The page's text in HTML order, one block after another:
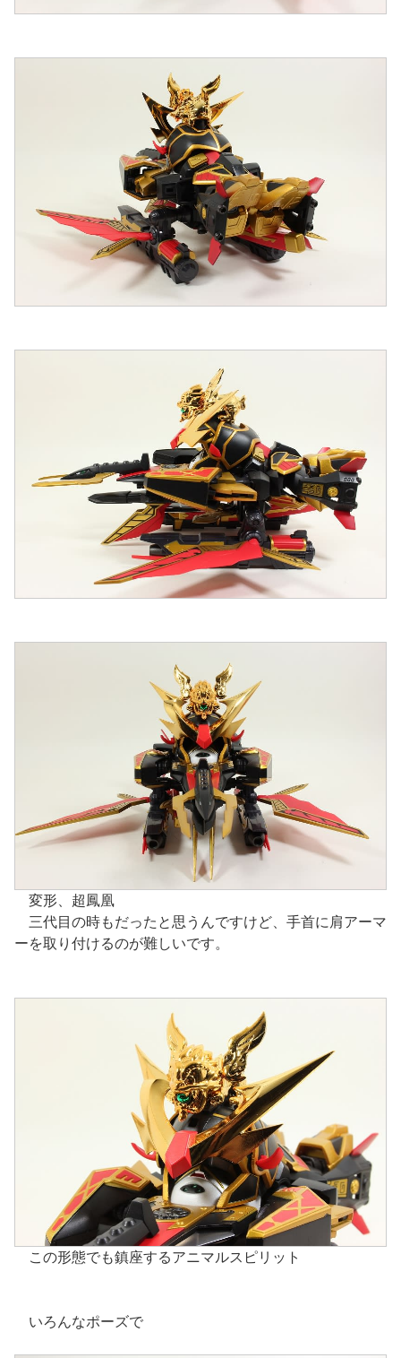
変形、超鳳凰
三代目の時もだったと思うんですけど、手首に肩アーマ
ーを取り付けるのが難しいです。
この形態でも鎮座するアニマルスピリット
いろんなポーズで